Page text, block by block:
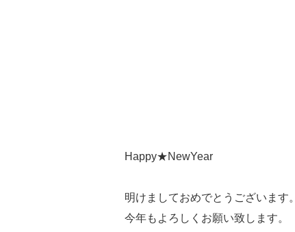
Happy★NewYear
明けましておめでとうございます。
今年もよろしくお願い致します。